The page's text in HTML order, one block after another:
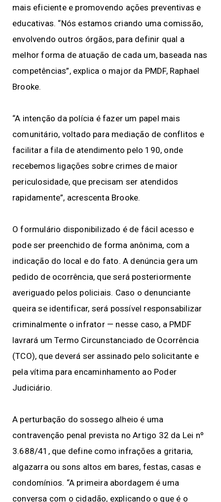
mais eficiente e promovendo ações preventivas e
educativas. “Nós estamos criando uma comissão,
envolvendo outros órgãos, para definir qual a
melhor forma de atuação de cada um, baseada nas
competências”, explica o major da PMDF, Raphael
Brooke.
“A intenção da polícia é fazer um papel mais
comunitário, voltado para mediação de conflitos e
facilitar a fila de atendimento pelo 190, onde
recebemos ligações sobre crimes de maior
periculosidade, que precisam ser atendidos
rapidamente”, acrescenta Brooke.
O formulário disponibilizado é de fácil acesso e
pode ser preenchido de forma anônima, com a
indicação do local e do fato. A denúncia gera um
pedido de ocorrência, que será posteriormente
averiguado pelos policiais. Caso o denunciante
queira se identificar, será possível responsabilizar
criminalmente o infrator — nesse caso, a PMDF
lavrará um Termo Circunstanciado de Ocorrência
(TCO), que deverá ser assinado pelo solicitante e
pela vítima para encaminhamento ao Poder
Judiciário.
A perturbação do sossego alheio é uma
contravenção penal prevista no Artigo 32 da Lei nº
3.688/41, que define como infrações a gritaria,
algazarra ou sons altos em bares, festas, casas e
condomínios. “A primeira abordagem é uma
conversa com o cidadão, explicando o que é o